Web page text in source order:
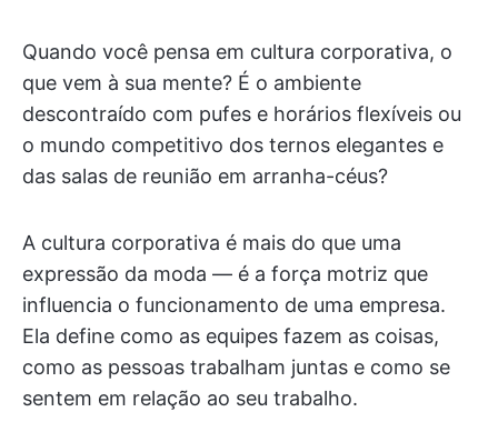
Quando você pensa em cultura corporativa, o
que vem à sua mente? É o ambiente
descontraído com pufes e horários flexíveis ou
o mundo competitivo dos ternos elegantes e
das salas de reunião em arranha-céus?
A cultura corporativa é mais do que uma
expressão da moda — é a força motriz que
influencia o funcionamento de uma empresa.
Ela define como as equipes fazem as coisas,
como as pessoas trabalham juntas e como se
sentem em relação ao seu trabalho.